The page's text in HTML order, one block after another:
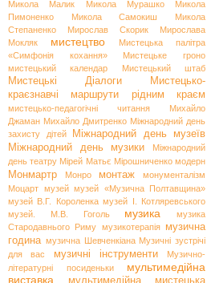
Микола Малик
Микола Мурашко
Микола
Пимоненко
Микола Самокиш
Микола
Степаненко
Мирослав Скорик
Мирослава
Мокляк
мистецтво
Мистецька палітра
«Симфонія кохання»
Мистецьке гроно
мистецький календар
Мистецький штаб
Мистецькі Діалоги
Мистецько-
краєзнавчі маршрути рідним краєм
мистецько-педагогічні читання
Михайло
Джаман Михайло Дмитренко Міжнародний день
захисту дітей
Міжнародний день музеїв
Міжнародний день музики
Міжнародний
день театру Мірей Матьє Мірошниченко модерн
Монмартр Монро монтаж
монументалізм
Моцарт музей музей «Музична Полтавщина»
музей В.Г. Короленка музей І. Котляревського
музей. М.В. Гоголь
музика
музика
Стародавнього Риму музикотерапія
музична
година музична Шевченкіана Музичні зустрічі
для вас
музичні інструменти
Музично-
літературні посиденьки
мультимедійна
виставка
мультимедійна мистецька